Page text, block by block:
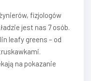
fizjologów
jest nas 7 osób.
leafy greens – od
na pokazanie